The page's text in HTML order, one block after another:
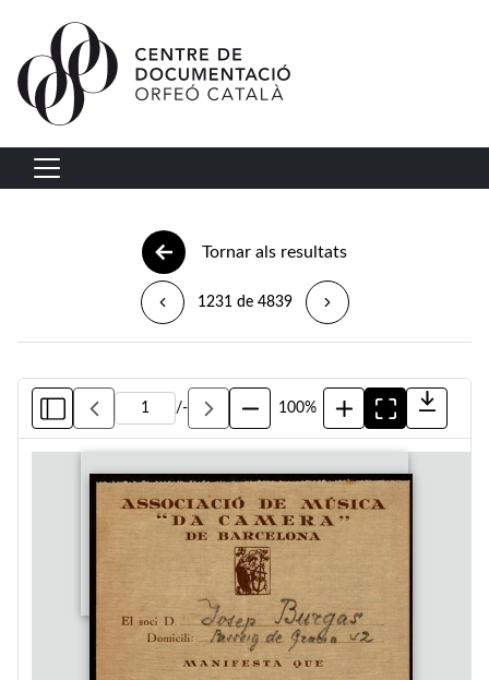
Vés al contingut
Navegació principal
Tornar als resultats
1231 de 4839
/- 100%